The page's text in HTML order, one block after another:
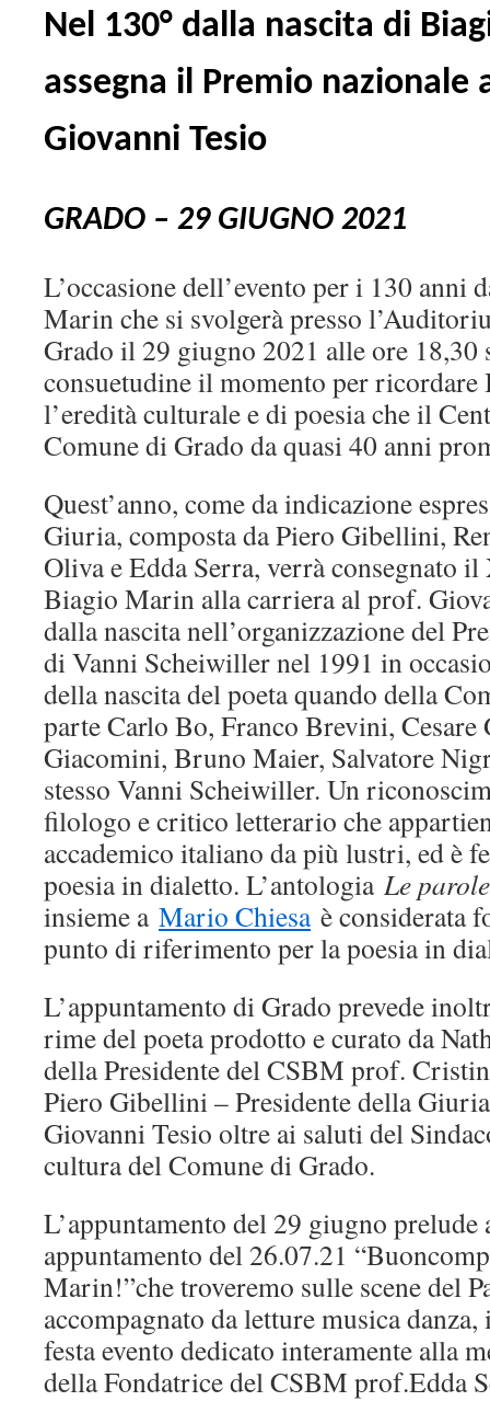
Nel 130° dalla nascita di
assegna il Premio nazionale
Giovanni Tesio
GRADO – 29 GIUGNO 2021
L’occasione dell’evento per i 130 anni
Marin che si svolgerà presso
Grado il 29 giugno 2021 alle ore 18,30
consuetudine il momento per
l’eredità culturale e di poesia che il
Comune di Grado da quasi 40 anni
Quest’anno, come da indicazione
Giuria, composta da Piero Gibellini,
Oliva e Edda Serra, verrà consegnato
Biagio Marin alla carriera al prof.
dalla nascita nell’organizzazione del
di Vanni Scheiwiller nel 1991 in
della nascita del poeta quando della
parte Carlo Bo, Franco Brevini,
Giacomini, Bruno Maier, Salvatore
stesso Vanni Scheiwiller. Un
filologo e critico letterario che
accademico italiano da più lustri, ed è
poesia in dialetto. L’antologia Le
insieme a Mario Chiesaè considerata
punto di riferimento per la poesia in
L’appuntamento di Grado prevede
rime del poeta prodotto e curato da
della Presidente del CSBM prof.
Piero Gibellini – Presidente della
Giovanni Tesio oltre ai saluti del
cultura del Comune di Grado.
L’appuntamento del 29 giugno prelude
appuntamento del 26.07.21
Marin!”che troveremo sulle scene del
accompagnato da letture musica
festa evento dedicato interamente alla
della Fondatrice del CSBM prof.Edda